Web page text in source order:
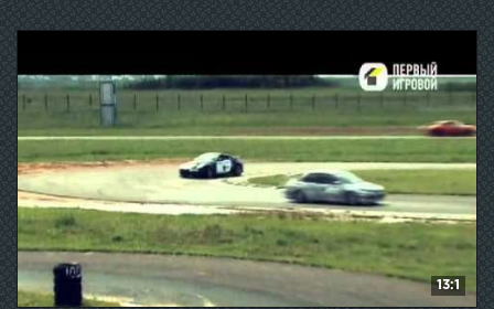
13:1